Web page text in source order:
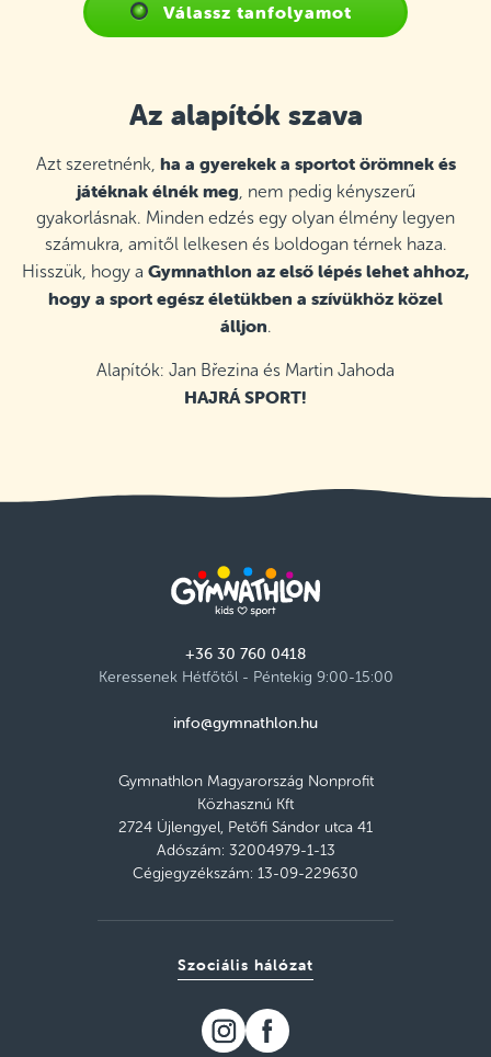
Válassz tanfolyamot
Az alapítók szava
Azt szeretnénk, ha a gyerekek a sportot örömnek és
játéknak élnék meg , nem pedig kényszerű
gyakorlásnak. Minden edzés egy olyan élmény legyen
számukra, amitől lelkesen és boldogan térnek haza.
Hisszük, hogy a Gymnathlon az első lépés lehet ahhoz,
hogy a sport egész életükben a szívükhöz közel
álljon.
Alapítók: Jan Březina és Martin Jahoda
HAJRÁ SPORT!
+36 30 760 0418
Keressenek Hétfőtől - Péntekig 9:00-15:00
info@gymnathlon.hu
Gymnathlon Magyarország Nonprofit
Közhasznú Kft
2724 Újlengyel, Petőfi Sándor utca 41
Adószám: 32004979-1-13
Cégjegyzékszám: 13-09-229630
Szociális hálózat